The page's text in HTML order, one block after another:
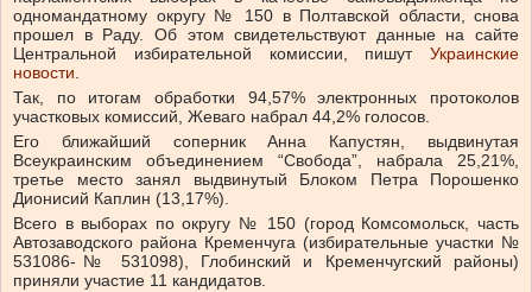
одномандатному округу № 150 в Полтавской области, снова
прошел в Раду. Об этом свидетельствуют данные на сайте
Центральной избирательной комиссии, пишут Украинские
новости.
Так, по итогам обработки 94,57% электронных протоколов
участковых комиссий, Жеваго набрал 44,2% голосов.
Его ближайший соперник Анна Капустян, выдвинутая
Всеукраинским объединением “Свобода”, набрала 25,21%,
третье место занял выдвинутый Блоком Петра Порошенко
Дионисий Каплин (13,17%).
Всего в выборах по округу № 150 (город Комсомольск, часть
Автозаводского района Кременчуга (избирательные участки №
531086-№ 531098), Глобинский и Кременчугский районы)
приняли участие 11 кандидатов.